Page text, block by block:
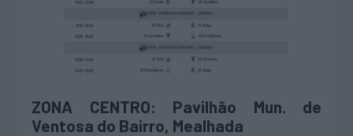
ZONA CENTRO: Pavilhão Mun. de
Ventosa do Bairro, Mealhada